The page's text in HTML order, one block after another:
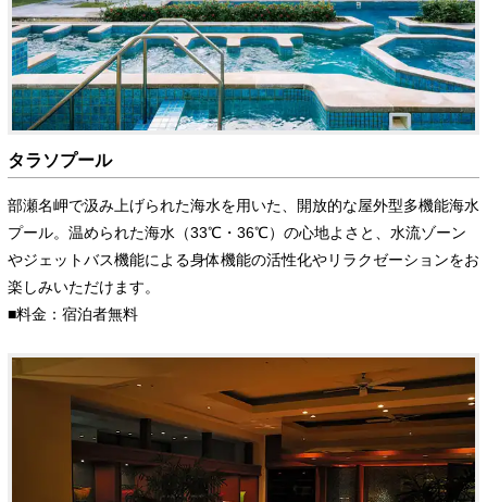
タラソプール
部瀬名岬で汲み上げられた海水を用いた、開放的な屋外型多機能海水
プール。温められた海水（33℃・36℃）の心地よさと、水流ゾーン
やジェットバス機能による身体機能の活性化やリラクゼーションをお
楽しみいただけます。
■料金：宿泊者無料